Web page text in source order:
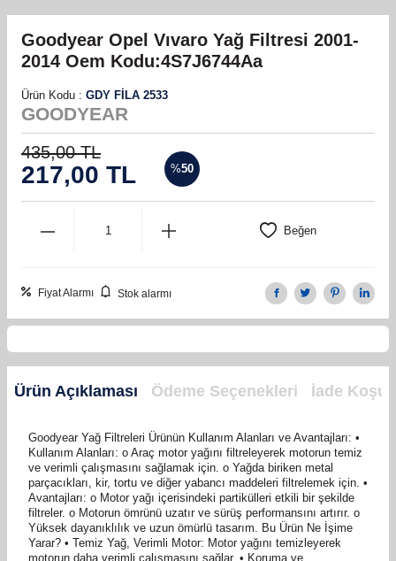
Goodyear Opel Vıvaro Yağ Filtresi 2001-
2014 Oem Kodu:4S7J6744Aa
Ürün Kodu : GDY FİLA 2533
GOODYEAR
435,00TL
217,00 TL %50
Beğen
Fiyat Alarmı Stok alarmı
Ürün Açıklaması Ödeme Seçenekleri İade
Goodyear Yağ Filtreleri Ürünün Kullanım Alanları ve Avantajları: •
Kullanım Alanları: o Araç motor yağını filtreleyerek motorun temiz
ve verimli çalışmasını sağlamak için. o Yağda biriken metal
parçacıkları, kir, tortu ve diğer yabancı maddeleri filtrelemek için. •
Avantajları: o Motor yağı içerisindeki partikülleri etkili bir şekilde
filtreler. o Motorun ömrünü uzatır ve sürüş performansını artırır. o
Yüksek dayanıklılık ve uzun ömürlü tasarım. Bu Ürün Ne İşime
Yarar? • Temiz Yağ, Verimli Motor: Motor yağını temizleyerek
motorun daha verimli çalışmasını sağlar. • Koruma ve